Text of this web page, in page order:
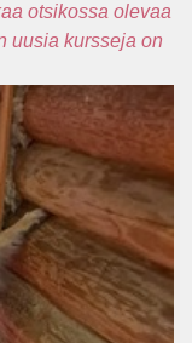
otsikossa olevaa
uusia kursseja on